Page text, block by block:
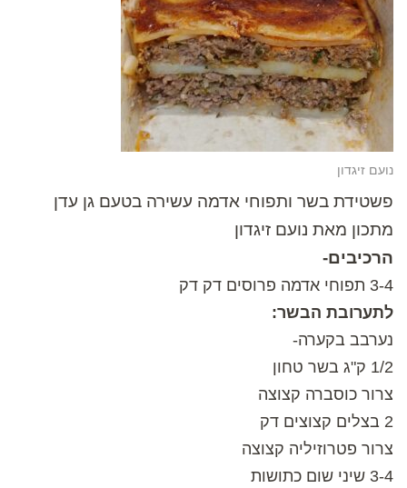
נועם זיגדון
פשטידת בשר ותפוחי אדמה עשירה בטעם גן עדן
מתכון מאת נועם זיגדון
הרכיבים-
3-4 תפוחי אדמה פרוסים דק דק
לתערובת הבשר:
נערבב בקערה-
1/2 ק"ג בשר טחון
צרור כוסברה קצוצה
2 בצלים קצוצים דק
צרור פטרוזיליה קצוצה
3-4 שיני שום כתושות